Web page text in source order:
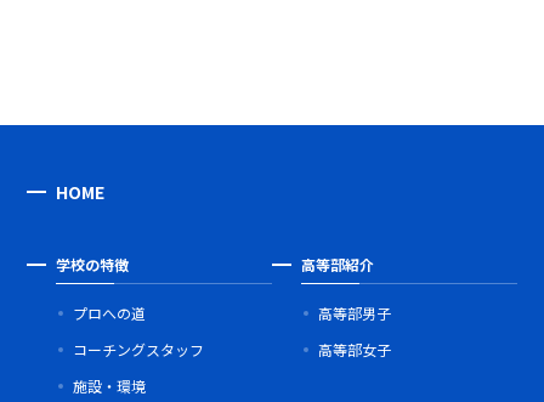
HOME
学校の特徴
プロへの道
コーチングスタッフ
施設・環境
高等部紹介
高等部男子
高等部女子